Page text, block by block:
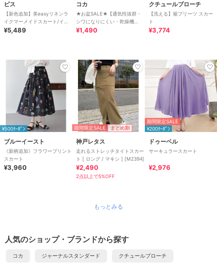
ビス
【新色追加】美easyリネンラ
イクマーメイドスカート/イー
ジーケア・接触冷感・セットア
¥5,489
コカ
★お盆SALE★【通気性抜群・
シワになりにくい・乾燥機
OK】ライトエンボスIラインス
¥1,490
クチュールブローチ
【洗える】裾プリーツ スカー
ト
¥3,774
¥500ｸｰﾎﾟﾝ
ブルーイースト
《新柄追加》フラワープリント
スカート
¥3,960
期間限定SALE まとめ割
神戸レタス
走れるストレッチタイトスカー
ト [ ロング / マキシ ] [M2394]
¥2,490
2点以上で5%OFF
期間限定SALE
¥200ｸｰﾎﾟﾝ
ドゥーベル
サーキュラースカート
¥2,976
もっとみる
人気のショップ・ブランドから探す
コカ ジャーナルスタンダード クチュールブローチ